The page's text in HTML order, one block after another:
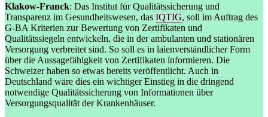
Klakow-Franck: Das Institut für Qualitätssicherung und
Transparenz im Gesundheitswesen, das IQTIG, soll im Auftrag des
G-BA Kriterien zur Bewertung von Zertifikaten und
Qualitätssiegeln entwickeln, die in der ambulanten und stationären
Versorgung verbreitet sind. So soll es in laienverständlicher Form
über die Aussagefähigkeit von Zertifikaten informieren. Die
Schweizer haben so etwas bereits veröffentlicht. Auch in
Deutschland wäre dies ein wichtiger Einstieg in die dringend
notwendige Qualitätssicherung von Informationen über
Versorgungsqualität der Krankenhäuser.